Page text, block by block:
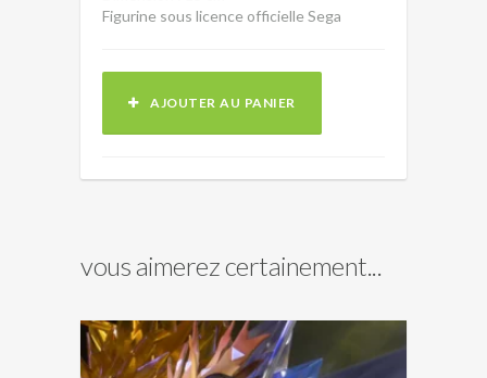
Figurine sous licence officielle Sega
AJOUTER AU PANIER
vous aimerez certainement...